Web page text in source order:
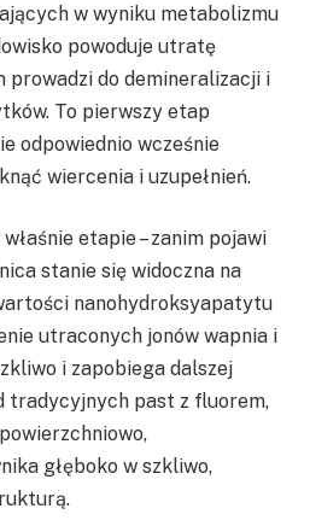
w wyniku metabolizmu
powoduje utratę
prowadzi do demineralizacji i
To pierwszy etap
odpowiednio wcześnie
wiercenia i uzupełnień.
etapie – zanim pojawi
stanie się widoczna na
nanohydroksyapatytu
utraconych jonów wapnia i
i zapobiega dalszej
tradycyjnych past z fluorem,
głęboko w szkliwo,